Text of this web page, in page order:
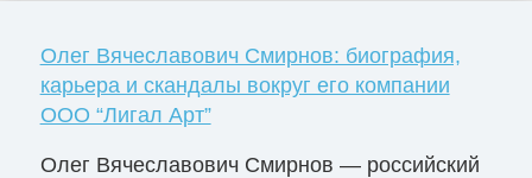
Олег Вячеславович Смирнов: биография,
карьера и скандалы вокруг его компании
ООО “Лигал Арт”
Олег Вячеславович Смирнов — российский